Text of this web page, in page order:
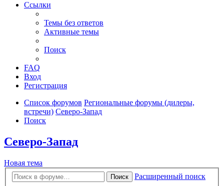
Ссылки
Темы без ответов
Активные темы
Поиск
FAQ
Вход
Регистрация
Список форумов Региональные форумы (дилеры,
встречи) Северо-Запад
Поиск
Северо-Запад
Новая тема
Поиск
Расширенный поиск